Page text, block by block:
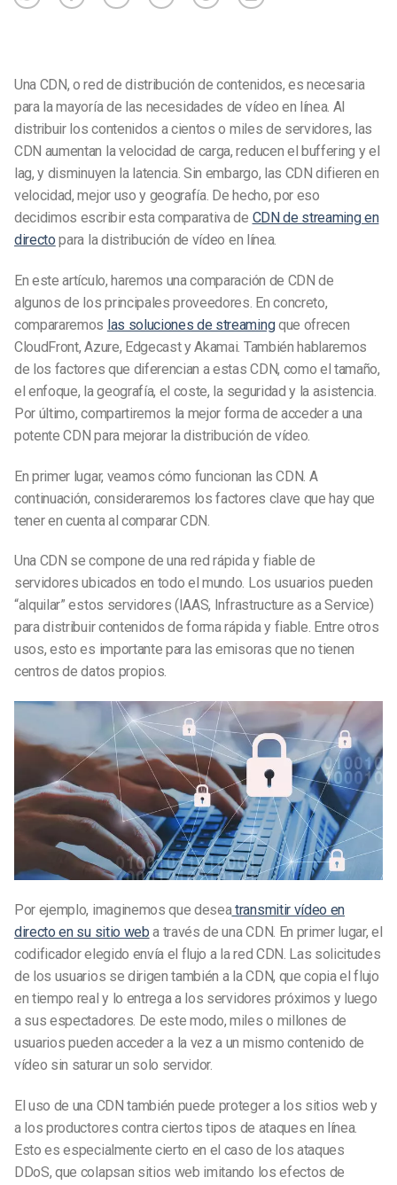
Una CDN, o red de distribución de contenidos, es necesaria
para la mayoría de las necesidades de vídeo en línea. Al
distribuir los contenidos a cientos o miles de servidores, las
CDN aumentan la velocidad de carga, reducen el buffering y el
lag, y disminuyen la latencia. Sin embargo, las CDN difieren en
velocidad, mejor uso y geografía. De hecho, por eso
decidimos escribir esta comparativa de CDN de streaming en
directo para la distribución de vídeo en línea.
En este artículo, haremos una comparación de CDN de
algunos de los principales proveedores. En concreto,
compararemos las soluciones de streamingque ofrecen
CloudFront, Azure, Edgecast y Akamai. También hablaremos
de los factores que diferencian a estas CDN, como el tamaño,
el enfoque, la geografía, el coste, la seguridad y la asistencia.
Por último, compartiremos la mejor forma de acceder a una
potente CDN para mejorar la distribución de vídeo.
En primer lugar, veamos cómo funcionan las CDN. A
continuación, consideraremos los factores clave que hay que
tener en cuenta al comparar CDN.
Una CDN se compone de una red rápida y fiable de
servidores ubicados en todo el mundo. Los usuarios pueden
“alquilar” estos servidores (IAAS, Infrastructure as a Service)
para distribuir contenidos de forma rápida y fiable. Entre otros
usos, esto es importante para las emisoras que no tienen
centros de datos propios.
Por ejemplo, imaginemos que deseatransmitir vídeo en
directo en su sitio web a través de una CDN. En primer lugar, el
codificador elegido envía el flujo a la red CDN. Las solicitudes
de los usuarios se dirigen también a la CDN, que copia el flujo
en tiempo real y lo entrega a los servidores próximos y luego
a sus espectadores. De este modo, miles o millones de
usuarios pueden acceder a la vez a un mismo contenido de
vídeo sin saturar un solo servidor.
El uso de una CDN también puede proteger a los sitios web y
a los productores contra ciertos tipos de ataques en línea.
Esto es especialmente cierto en el caso de los ataques
DDoS, que colapsan sitios web imitando los efectos de